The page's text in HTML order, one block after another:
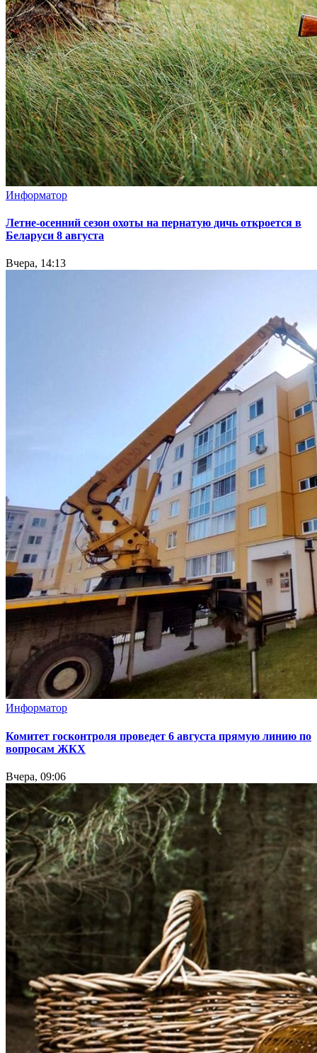
Информатор
Летне-осенний сезон охоты на пернатую дичь откроется в
Беларуси 8 августа
Вчера, 14:13
Информатор
Комитет госконтроля проведет 6 августа прямую линию по
вопросам ЖКХ
Вчера, 09:06